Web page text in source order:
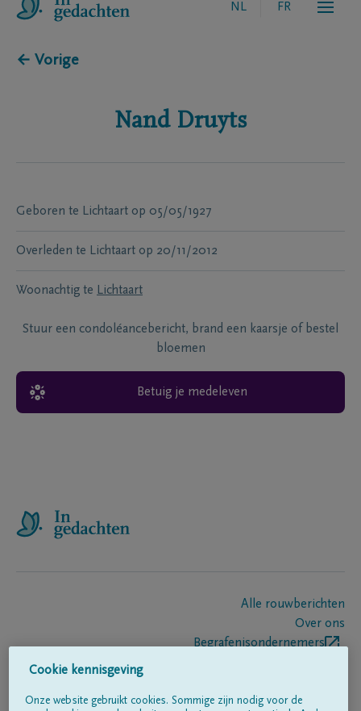
NL FR
← Vorige
Nand Druyts
Geboren te Lichtaart op 05/05/1927
Overleden te Lichtaart op 20/11/2012
Woonachtig te Lichtaart
Stuur een condoléancebericht, brand een kaarsje of bestel
bloemen
Betuig je medeleven
Alle rouwberichten
Over ons
Begrafenisondernemers
Cookie kennisgeving
Onze website gebruikt cookies. Sommige zijn nodig voor de